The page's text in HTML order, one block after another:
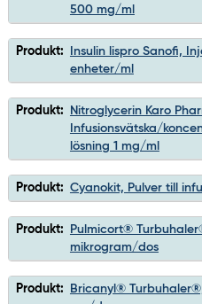
500 mg/ml
Produkt:
Insulin lispro Sanofi,
enheter/ml
Produkt:
Nitroglycerin Karo
Infusionsvätska/
lösning 1 mg/ml
Produkt: Cyanokit, Pulver till
Produkt:
Pulmicort®
mikrogram/dos
Produkt:
Bricanyl®